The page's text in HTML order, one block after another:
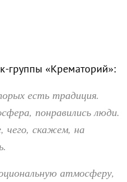
группы «Крематорий»:
есть традиция.
понравились люди.
чего, скажем, на
атмосферу,